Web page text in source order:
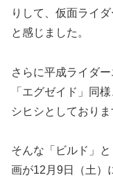
りして、仮面ライ
と感じました。
さらに平成ライダ
「エグゼイド」同
シヒシとしておりま
そんな「ビルド」
画が12月9日（土）